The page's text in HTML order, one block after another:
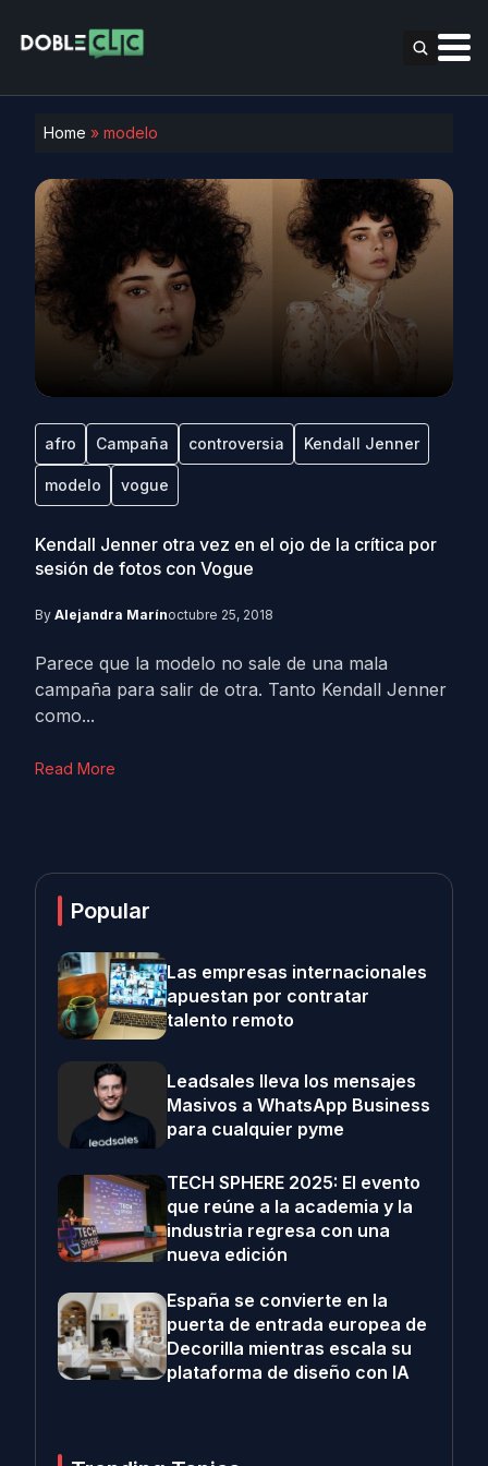
Home » modelo
afro Campaña controversia Kendall Jenner
modelo vogue
Kendall Jenner otra vez en el ojo de la crítica por
sesión de fotos con Vogue
By Alejandra Marínoctubre 25, 2018
Parece que la modelo no sale de una mala
campaña para salir de otra. Tanto Kendall Jenner
como...
Read More
Popular
Las empresas internacionales
apuestan por contratar
talento remoto
Leadsales lleva los mensajes
Masivos a WhatsApp Business
para cualquier pyme
TECH SPHERE 2025: El evento
que reúne a la academia y la
industria regresa con una
nueva edición
España se convierte en la
puerta de entrada europea de
Decorilla mientras escala su
plataforma de diseño con IA